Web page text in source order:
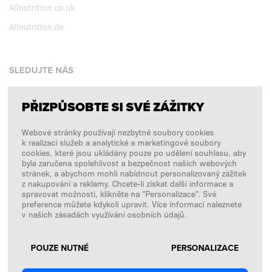
Allnutrition.co.uk
Allnutrition.de
SLEDUJTE NÁS
Facebook
Instagram
Copyright © 2026SFD S. A.
PLATBY ZPRACOVÁVÁ
PŘIZPŮSOBTE SI SVÉ ZÁŽITKY
Webové stránky používají nezbytné soubory cookies
k realizaci služeb a analytické a marketingové soubory
cookies, které jsou ukládány pouze po udělení souhlasu, aby
byla zaručena spolehlivost a bezpečnost našich webových
stránek, a abychom mohli nabídnout personalizovaný zážitek
z nakupování a reklamy. Chcete-li získat další informace a
spravovat možnosti, klikněte na "Personalizace". Své
preference můžete kdykoli upravit. Více informací naleznete
v našich zásadách využívání osobních údajů.
POUZE NUTNÉ PERSONALIZACE